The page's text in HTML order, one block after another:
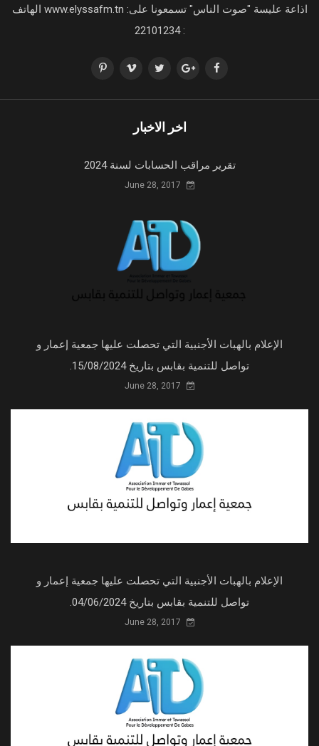
اذاعة عليسة "صوت الناس" تسمعونا على: www.elyssafm.tn الهاتف
: 22101234
اخر الاخبار
تقرير مراقب الحسابات لسنة 2024
الإعلام بالهبات الأجنبية التي تحصلت عليها جمعية إعمار و
تواصل للتنمية بقابس بتاريخ 15/08/2024.
الإعلام بالهبات الأجنبية التي تحصلت عليها جمعية إعمار و
تواصل للتنمية بقابس بتاريخ 04/06/2024.